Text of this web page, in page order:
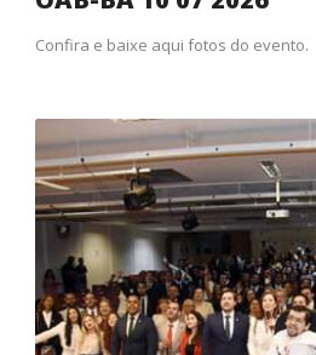
Confira e baixe aqui fotos do evento.